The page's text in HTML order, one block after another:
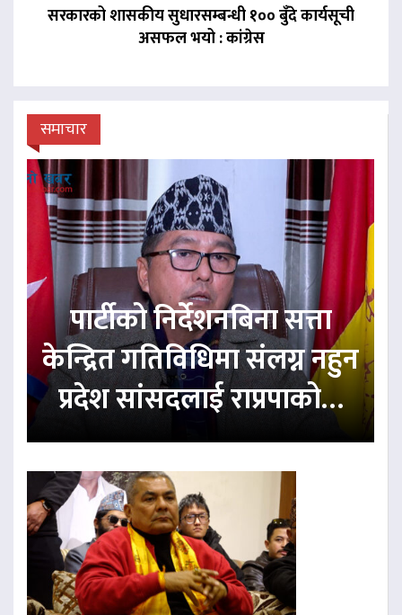
सरकारको शासकीय सुधारसम्बन्धी १०० बुँदे कार्यसूची
असफल भयो : कांग्रेस
समाचार
पार्टीको निर्देशनबिना सत्ता
केन्द्रित गतिविधिमा संलग्न नहुन
प्रदेश सांसदलाई राप्रपाको…